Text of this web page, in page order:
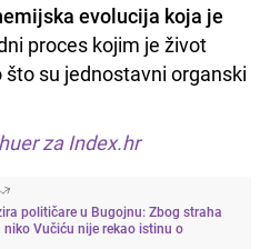
evolucija koja je
proces kojim je život
su jednostavni organski
za Index.hr
političare u Bugojnu: Zbog straha
niko Vučiću nije rekao istinu o